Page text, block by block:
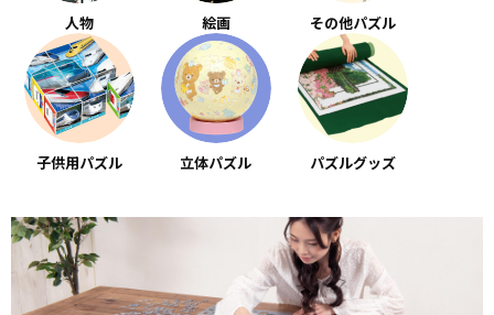
人物 絵画 その他パズル
子供用パズル 立体パズル パズルグッズ